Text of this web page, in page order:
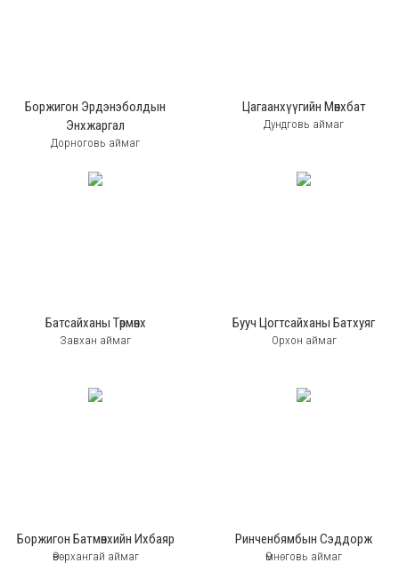
Боржигон Эрдэнэболдын
Энхжаргал
Дорноговь аймаг
Цагаанхүүгийн Мөнхбат
Дундговь аймаг
Батсайханы Төрмөнх
Завхан аймаг
Бууч Цогтсайханы Батхуяг
Орхон аймаг
Боржигон Батмөнхийн Ихбаяр
Өвөрхангай аймаг
Ринченбямбын Сэддорж
Өмнөговь аймаг